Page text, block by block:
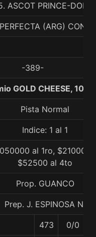
ASCOT PRINCE-
(ARG)
-389-
GOLD CHEESE,
Pista Normal
Indice: 1 al 1
al 1ro,
$52500 al 4to
Prop. GUANCO
Prep. J. ESPINOSA N.
473 0/0